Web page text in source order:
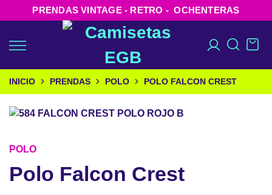
PRENDAS VINTAGE - RETRO - OCHENTERAS
INICIO PRENDAS POLO POLO FALCON CREST
POLO
Polo Falcon Crest